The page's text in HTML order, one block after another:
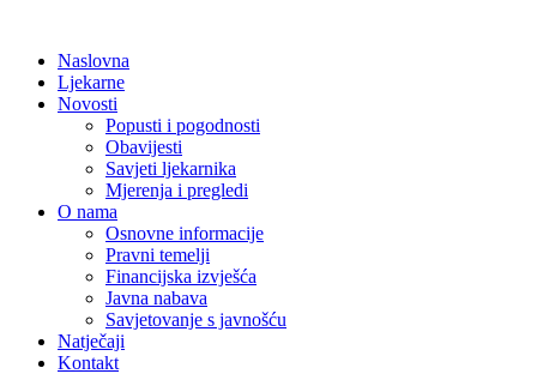
Naslovna
Ljekarne
Novosti
Popusti i pogodnosti
Obavijesti
Savjeti ljekarnika
Mjerenja i pregledi
O nama
Osnovne informacije
Pravni temelji
Financijska izvješća
Javna nabava
Savjetovanje s javnošću
Natječaji
Kontakt